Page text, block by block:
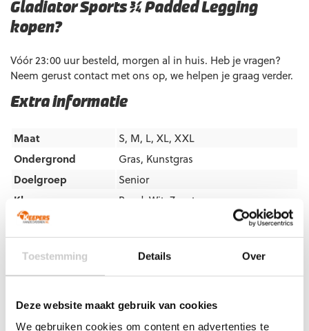
Toestemming Details Over
Deze website maakt gebruik van cookies
We gebruiken cookies om content en advertenties te
Artikelnummers
Let op!Houd rekening met 1-2 werkdagen extra levertijd
voor bedrukte artikelen.
Extra informatie
Maat
S, M, L, XL, XXL
Ondergrond
Gras, Kunstgras
Doelgroep
Senior
Kleur
Rood Wit Zwart
Merk
Gladiator Sports ¾ Padded Legging
kopen?
Vóór 23:00 uur besteld, morgen al in huis. Heb je vragen?
Neem gerust contact met ons op, we helpen je graag verder.